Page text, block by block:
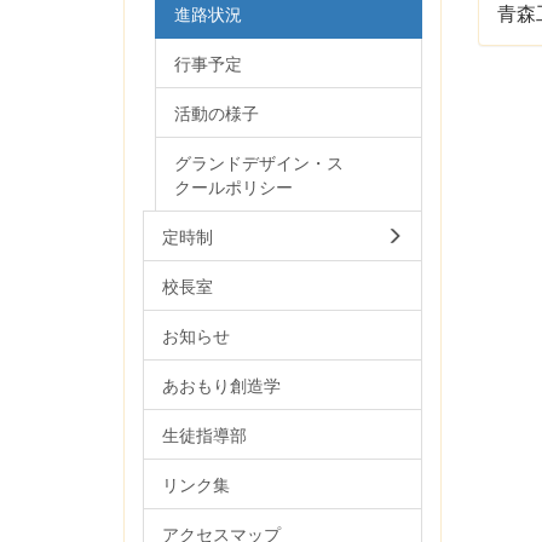
青森
進路状況
行事予定
活動の様子
グランドデザイン・ス
クールポリシー
定時制
校長室
お知らせ
あおもり創造学
生徒指導部
リンク集
アクセスマップ